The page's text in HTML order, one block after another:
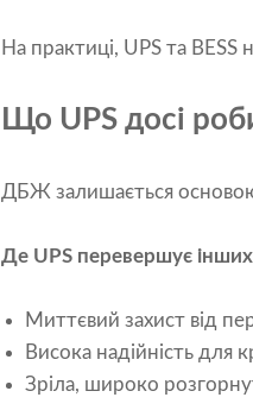
На практиці, UPS та
Що UPS досі
ДБЖ залишається основою
Де UPS перевершує
Миттєвий захист від
Висока надійність для
Зріла, широко